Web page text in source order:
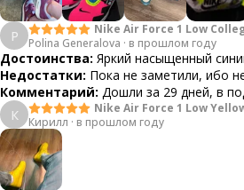
P
Nike Air Force 1 Low
Polina Generalova · в прошлом году
Достоинства: Яркий насыщенный
Недостатки: Пока не заметили, ибо
Комментарий: Дошли за 29 дней, в
К
Nike Air Force 1 Low
Кирилл · в прошлом году